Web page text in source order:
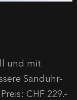
und mit
Sanduhr-
CHF 229.–